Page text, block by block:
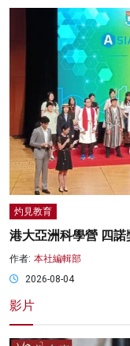
灼見教育
港大亞洲科學營 四
作者: 本社編輯部
2026-08-04
影片